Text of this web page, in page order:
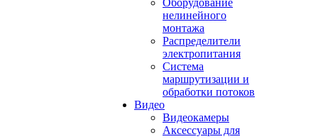
Оборудование
нелинейного
монтажа
Распределители
электропитания
Система
маршрутизации и
обработки потоков
Видео
Видеокамеры
Аксессуары для